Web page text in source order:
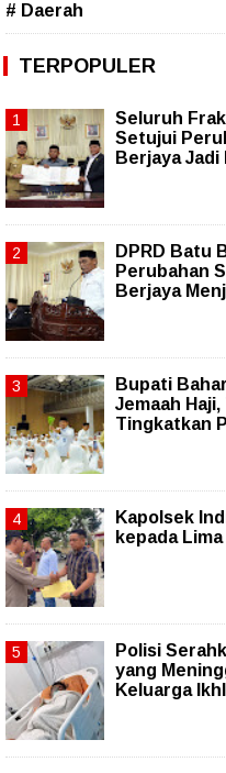
# Daerah
TERPOPULER
Seluruh
Setujui
Berjaya
DPRD Batu
Perubahan
Berjaya
Bupati
Jemaah
Tingkatkan
Kapolsek
kepada
Polisi
yang
Keluarga